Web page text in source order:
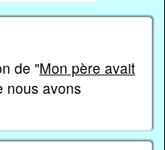
de "Mon père avait
nous avons